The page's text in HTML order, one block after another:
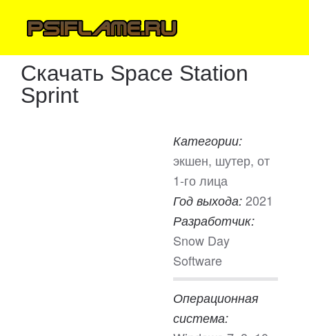
Скачать Space Station
Sprint
Категории:
экшен, шутер, от
1-го лица
Год выхода: 2021
Разработчик:
Snow Day
Software
Операционная
система: